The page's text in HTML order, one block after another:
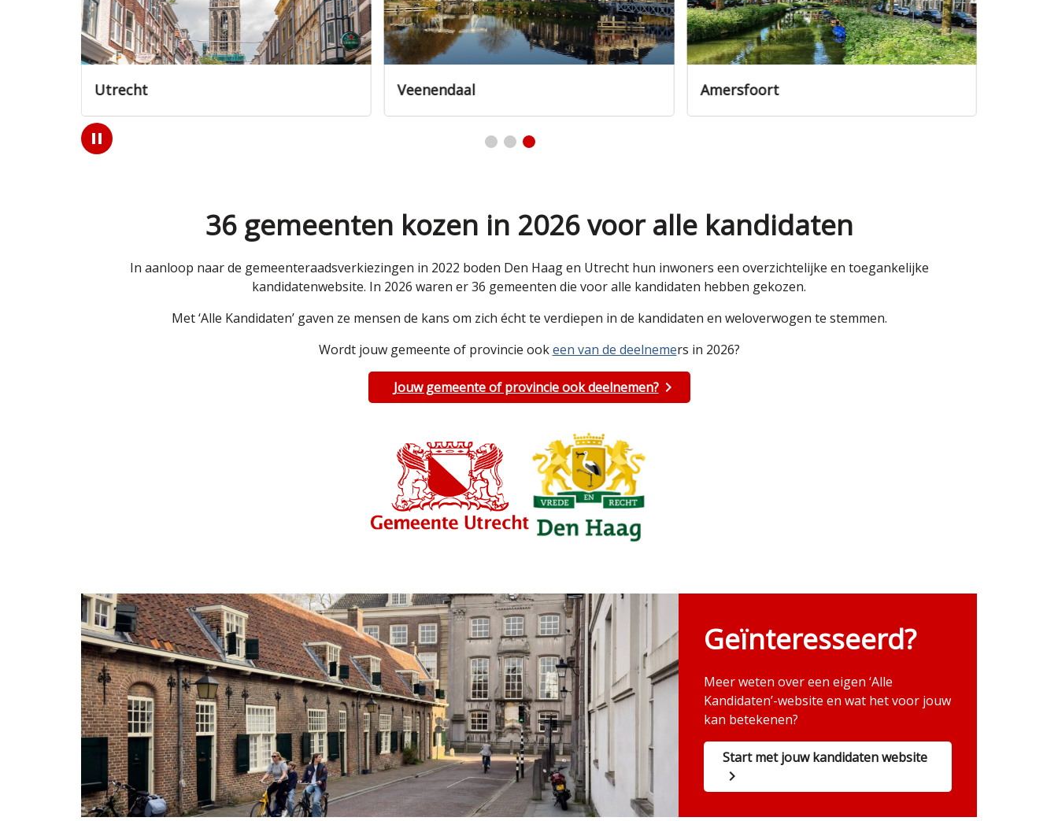
Nieuwegein Zeist Utrecht
Play
/
36 gemeenten kozen in 2026 voor alle kandidaten
In aanloop naar de gemeenteraadsverkiezingen in 2022 boden Den Haag en Utrecht hun inwoners een overzichtelijke en toegankelijke
kandidatenwebsite. In 2026 waren er 36 gemeenten die voor alle kandidaten hebben gekozen.
Met ‘Alle Kandidaten’ gaven ze mensen de kans om zich écht te verdiepen in de kandidaten en weloverwogen te stemmen.
Wordt jouw gemeente of provincie ookeen van de deelnemers in 2026?
Jouw gemeente of provincie ook deelnemen?
Geïnteresseerd?
Meer weten over een eigen ‘Alle
Kandidaten’-website en wat het voor jouw
kan betekenen?
Start met jouw kandidaten website